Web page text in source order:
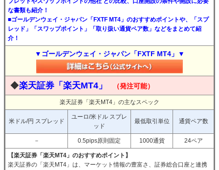
な書類も紹介！
■ゴールデンウェイ・ジャパン「FXTF MT4」のおすすめポイントや、「スプ
レッド」「スワップポイント」「取り扱い通貨ペア数」などをまとめて紹
介！
▼ゴールデンウェイ・ジャパン「FXTF MT4」▼
◆楽天証券「楽天MT4」 （発注可能）
楽天証券「楽天MT4」の主なスペック
米ドル/円 スプレッド
ユーロ/米ドル スプレ
ッド
最低取引単位 通貨ペア数
－ 0.5pips原則固定 1000通貨 24ペア
【楽天証券「楽天MT4」のおすすめポイント】
楽天証券の「楽天MT4」は、マーケット情報の豊富さ、証券総合口座と連携